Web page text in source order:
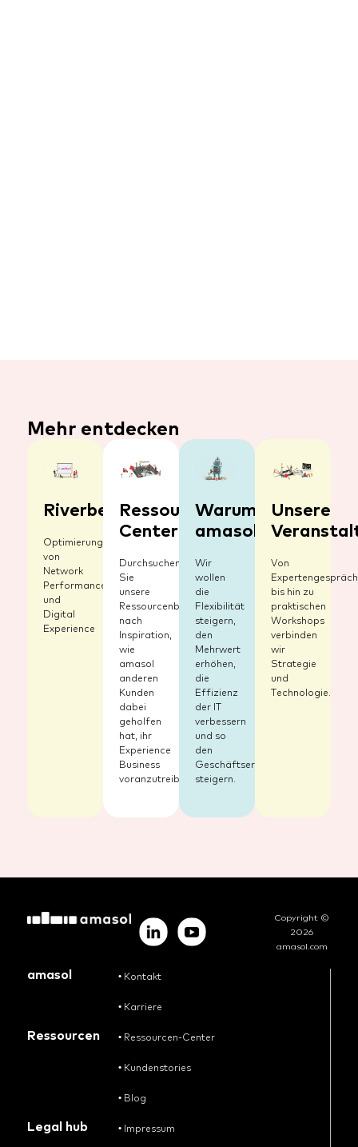
Riverbed
Optimierung
von
Network
Performance
und
Digital
Experience
Ressourcen-
Center
Durchsuchen
Sie
unsere
Ressourcenbibliothek
nach
Inspiration,
wie
amasol
anderen
Kunden
dabei
geholfen
hat, ihr
Experience
Business
voranzutreiben.
Warum
amasol
Wir
wollen
die
Flexibilität
steigern,
den
Mehrwert
erhöhen,
die
Effizienz
der IT
verbessern
und so
den
Geschäftserfolg
steigern.
Unsere
Von
bis hin zu
praktischen
Workshops
verbinden
wir
Strategie
und
Technologie.
Mehr entdecken
amasol •Kontakt
•Karriere
Ressourcen •Ressourcen-Center
•Kundenstories
•Blog
Legal hub •Impressum
Copyright ©
2026
amasol.com